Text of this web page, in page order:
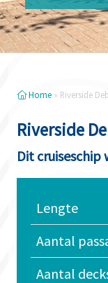
Home » Riverside
Riverside
Dit cruiseschip
Lengte
Aantal
Aantal